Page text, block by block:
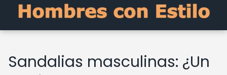
Sandalias masculinas: ¿Un